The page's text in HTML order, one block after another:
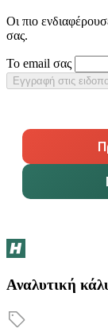
Οι πιο
σας.
Το email σας
Εγγραφή στις
Αναλυτική